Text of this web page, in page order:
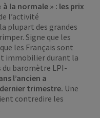
la normale » : les prix
l’activité
plupart des grandes
Signe que les
les Français sont
immobilier durant la
du baromètre LPI-
l’ancien a
trimestre. Une
contredire les